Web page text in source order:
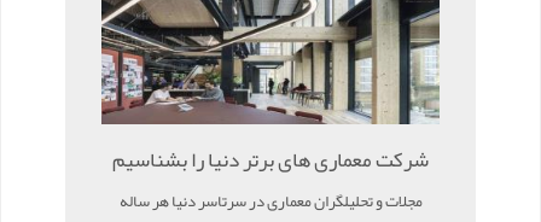
شرکت معماری های برتر دنیا را بشناسیم
مجلات و تحلیلگران معماری در سرتاسر دنیا هر ساله